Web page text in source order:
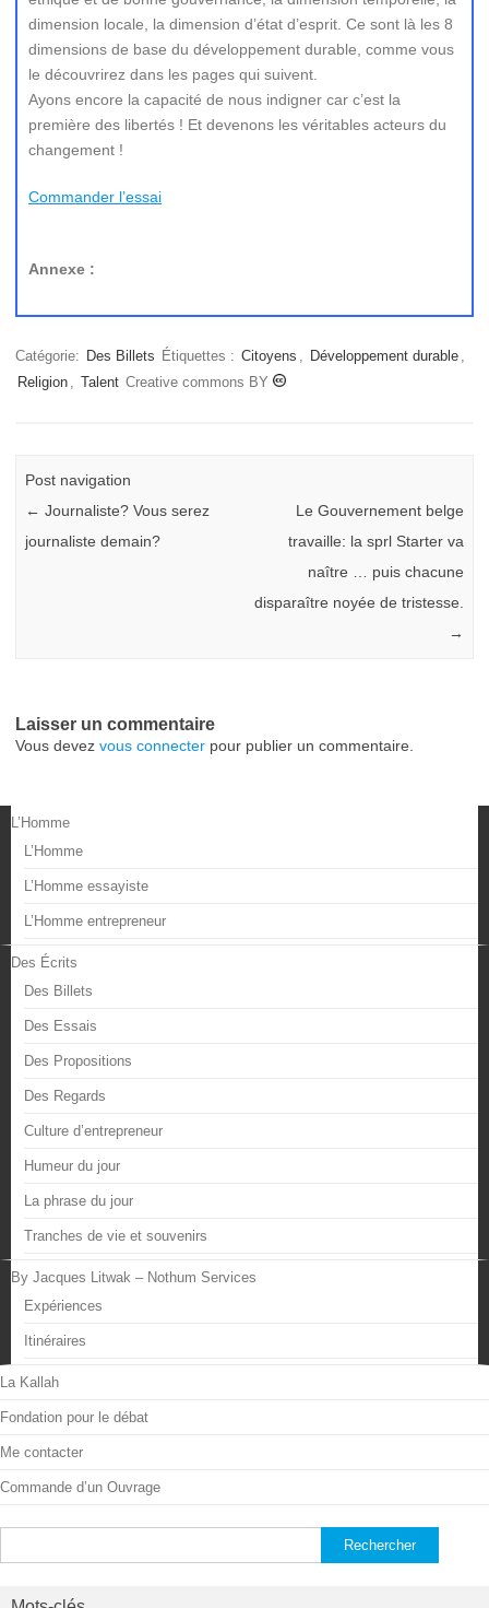
dimension locale, la dimension d’état d’esprit. Ce sont là les 8
dimensions de base du développement durable, comme vous
le découvrirez dans les pages qui suivent.
Ayons encore la capacité de nous indigner car c’est la
première des libertés ! Et devenons les véritables acteurs du
changement !
Commander l’essai
Annexe :
Catégorie: Des Billets Étiquettes : Citoyens , Développement durable ,
Religion , Talent Creative commons BY
Post navigation
← Journaliste? Vous serez
journaliste demain?
Le Gouvernement belge
travaille: la sprl Starter va
naître … puis chacune
disparaître noyée de tristesse.
→
Laisser un commentaire
Vous devez vous connecter pour publier un commentaire.
L’Homme
L’Homme
L’Homme essayiste
L’Homme entrepreneur
Des Écrits
Des Billets
Des Essais
Des Propositions
Des Regards
Culture d’entrepreneur
Humeur du jour
La phrase du jour
Tranches de vie et souvenirs
By Jacques Litwak – Nothum Services
Expériences
Itinéraires
La Kallah
Fondation pour le débat
Me contacter
Commande d’un Ouvrage